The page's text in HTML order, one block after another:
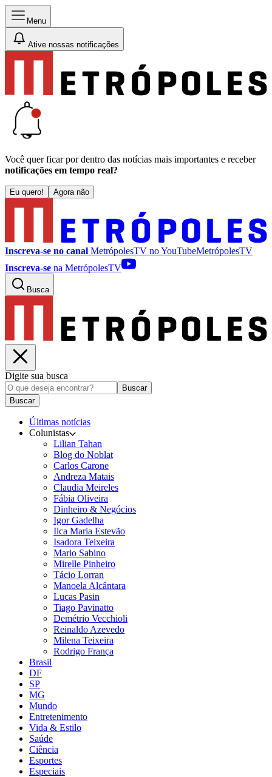
Menu
Ative nossas notificações
Você quer ficar por dentro das notícias mais importantes e receber
notificações em tempo real?
Eu quero! Agora não
Inscreva-se no canal MetrópolesTV noYouTubeMetrópolesTV
Inscreva-se na MetrópolesTV
Busca
Digite sua busca
Buscar
Buscar
Últimas notícias
Colunistas
Lilian Tahan
Blog do Noblat
Carlos Carone
Andreza Matais
Claudia Meireles
Fábia Oliveira
Dinheiro & Negócios
Igor Gadelha
Ilca Maria Estevão
Isadora Teixeira
Mario Sabino
Mirelle Pinheiro
Tácio Lorran
Manoela Alcântara
Lucas Pasin
Tiago Pavinatto
Demétrio Vecchioli
Reinaldo Azevedo
Milena Teixeira
Rodrigo França
Brasil
DF
SP
MG
Mundo
Entretenimento
Vida & Estilo
Saúde
Ciência
Esportes
Especiais